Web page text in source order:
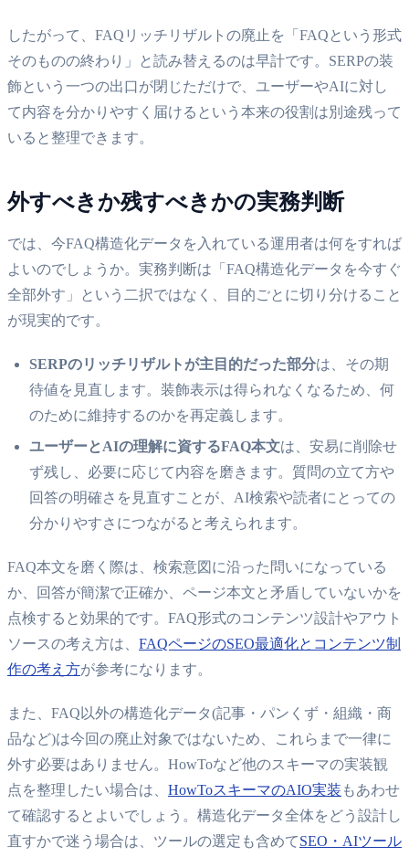
したがって、FAQリッチリザルトの廃止を「FAQという形式
そのものの終わり」と読み替えるのは早計です。SERPの装
飾という一つの出口が閉じただけで、ユーザーやAIに対し
て内容を分かりやすく届けるという本来の役割は別途残って
いると整理できます。
外すべきか残すべきかの実務判断
では、今FAQ構造化データを入れている運用者は何をすれば
よいのでしょうか。実務判断は「FAQ構造化データを今すぐ
全部外す」という二択ではなく、目的ごとに切り分けること
が現実的です。
SERPのリッチリザルトが主目的だった部分は、その期
待値を見直します。装飾表示は得られなくなるため、何
のために維持するのかを再定義します。
ユーザーとAIの理解に資するFAQ本文は、安易に削除せ
ず残し、必要に応じて内容を磨きます。質問の立て方や
回答の明確さを見直すことが、AI検索や読者にとっての
分かりやすさにつながると考えられます。
FAQ本文を磨く際は、検索意図に沿った問いになっている
か、回答が簡潔で正確か、ページ本文と矛盾していないかを
点検すると効果的です。FAQ形式のコンテンツ設計やアウト
ソースの考え方は、 FAQページのSEO最適化とコンテンツ制
作の考え方が参考になります。
また、FAQ以外の構造化データ(記事・パンくず・組織・商
品など)は今回の廃止対象ではないため、これらまで一律に
外す必要はありません。HowToなど他のスキーマの実装観
点を整理したい場合は、 HowToスキーマのAIO実装 もあわせ
て確認するとよいでしょう。構造化データ全体をどう設計し
直すかで迷う場合は、ツールの選定も含めてSEO・AIツール